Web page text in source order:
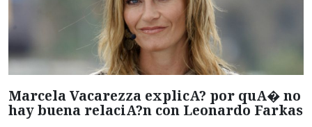
Marcela Vacarezza explicA? por quA� no
hay buena relaciA?n con Leonardo Farkas